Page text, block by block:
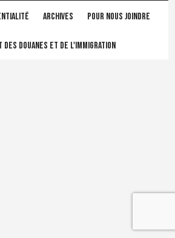
Archives Pour nous joindre
des douanes et de l'immigration